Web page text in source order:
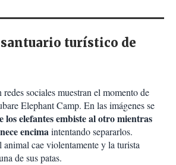
turístico de
sociales muestran el momento de
Elephant Camp. En las imágenes se
los elefantes embiste al otro mientras
encimaintentando separarlos.
animal cae violentamente y la turista
de sus patas.